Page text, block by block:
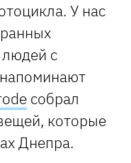
У нас
людей с
собрал
которые
Днепра.